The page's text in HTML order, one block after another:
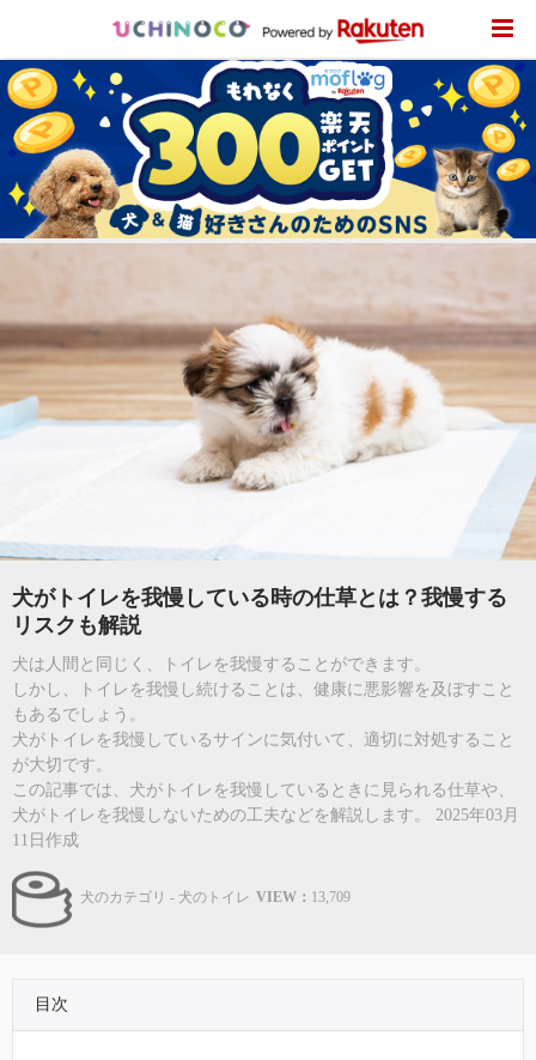
犬がトイレを我慢している時の仕草とは？我慢する
リスクも解説
犬は人間と同じく、トイレを我慢することができます。
しかし、トイレを我慢し続けることは、健康に悪影響を及ぼすこと
もあるでしょう。
犬がトイレを我慢しているサインに気付いて、適切に対処すること
が大切です。
この記事では、犬がトイレを我慢しているときに見られる仕草や、
犬がトイレを我慢しないための工夫などを解説します。 2025年03月
11日作成
犬のカテゴリ - 犬のトイレ VIEW： 13,709
目次